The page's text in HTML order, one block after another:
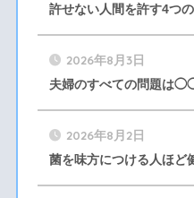
許せない人間を許す4つ
2026年8月3日
夫婦のすべての問題は
2026年8月2日
菌を味方につける人ほど